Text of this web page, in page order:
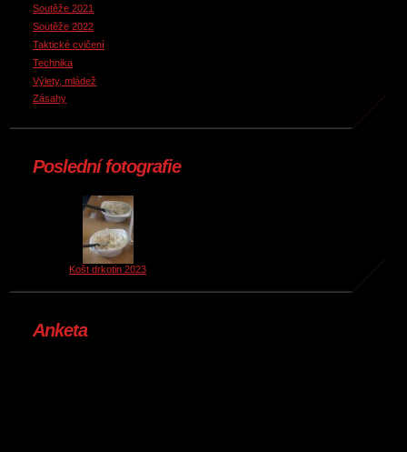
Soutěže 2021
Soutěže 2022
Taktické cvičení
Technika
Výlety, mládež
Zásahy
Poslední fotografie
Košt drkotin 2023
Anketa